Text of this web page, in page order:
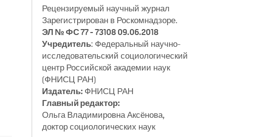
Рецензируемый научный журнал
Зарегистрирован в Роскомнадзоре.
ЭЛ № ФС 77 - 73108 09.06.2018
Учредитель: Федеральный научно-
исследовательский социологический
центр Российской академии наук
(ФНИСЦ РАН)
Издатель: ФНИСЦ РАН
Главный редактор:
Ольга Владимировна Аксёнова,
доктор социологических наук